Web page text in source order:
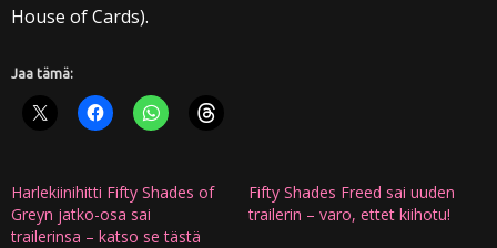
House of Cards).
Jaa tämä:
Harlekiinihitti Fifty Shades of
Greyn jatko-osa sai
trailerinsa – katso se tästä
Fifty Shades Freed sai uuden
trailerin – varo, ettet kiihotu!